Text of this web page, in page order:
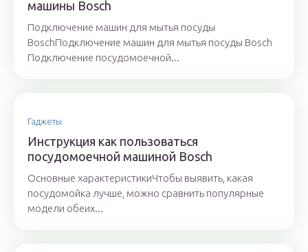
машины Bosch
Подключение машин для мытья посуды
BoschПодключение машин для мытья посуды Bosch
Подключение посудомоечной...
Гаджеты
Инструкция как пользоваться
посудомоечной машиной Bosch
Основные характеристикиЧтобы выявить, какая
посудомойка лучше, можно сравнить популярные
модели обеих...